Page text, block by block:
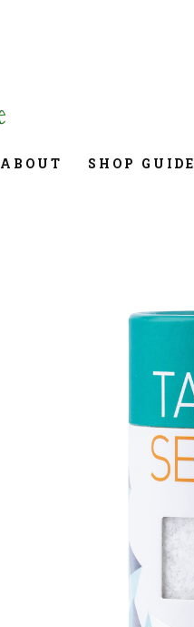
ABOUT SHOP GUIDE